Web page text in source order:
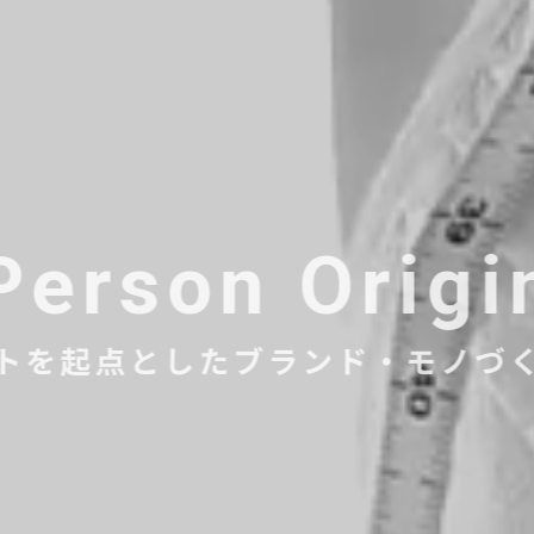
を起点としたブランド・モノづ